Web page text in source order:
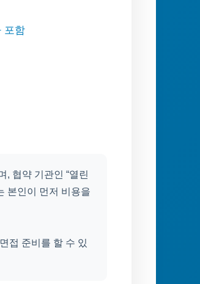
포함
, 협약 기관인 “열린
본인이 먼저 비용을
접 준비를 할 수 있